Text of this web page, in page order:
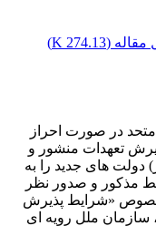
مقاله (274.13 K
)
ملل متحد در صورت احراز
تعهدات منشور و
دولت های جدید را به
مذکور و صدور نظر
خصوص «شرایط پذیرش
ملل رویه ای